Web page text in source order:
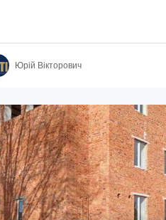
Юрій Вікторович